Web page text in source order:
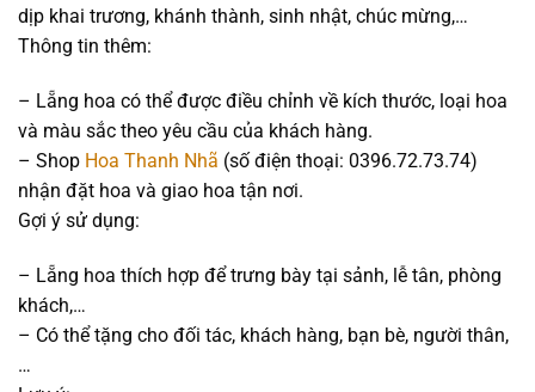
dịp khai trương, khánh thành, sinh nhật, chúc mừng,…
Thông tin thêm:
– Lẵng hoa có thể được điều chỉnh về kích thước, loại hoa
và màu sắc theo yêu cầu của khách hàng.
– Shop Hoa Thanh Nhã (số điện thoại: 0396.72.73.74)
nhận đặt hoa và giao hoa tận nơi.
Gợi ý sử dụng:
– Lẵng hoa thích hợp để trưng bày tại sảnh, lễ tân, phòng
khách,…
– Có thể tặng cho đối tác, khách hàng, bạn bè, người thân,
…